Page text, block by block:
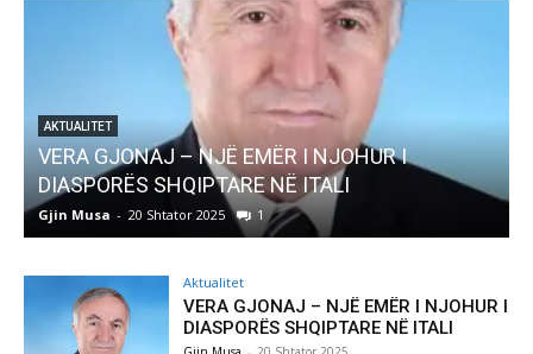
AKTUALITET
VERA GJONAJ – NJË EMËR I NJOHUR I
DIASPORËS SHQIPTARE NË ITALI
Gjin Musa - 20 Shtator 2025 1
Aktualitet
VERA GJONAJ – NJË EMËR I NJOHUR I
DIASPORËS SHQIPTARE NË ITALI